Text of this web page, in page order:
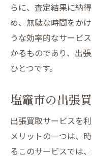
らに、査定結果に納
め、無駄な時間をか
うな効率的なサービ
かるものであり、出
ひとつです。
塩竈市の出張
出張買取サービスを
メリットの一つは、
るこのサービスでは